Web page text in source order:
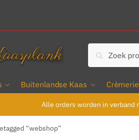
naar:
Zoeken
Buitenlandse Kaas
Alle orders worden in verband
“webshop”